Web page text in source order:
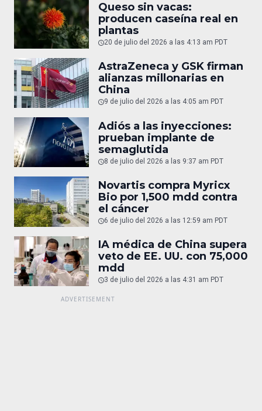
Queso sin vacas:
producen caseína real en
plantas
20 de julio del 2026 a las 4:13 am PDT
AstraZeneca y GSK firman
alianzas millonarias en
China
9 de julio del 2026 a las 4:05 am PDT
Adiós a las inyecciones:
prueban implante de
semaglutida
8 de julio del 2026 a las 9:37 am PDT
Novartis compra Myricx
Bio por 1,500 mdd contra
el cáncer
6 de julio del 2026 a las 12:59 am PDT
IA médica de China supera
veto de EE. UU. con 75,000
mdd
3 de julio del 2026 a las 4:31 am PDT